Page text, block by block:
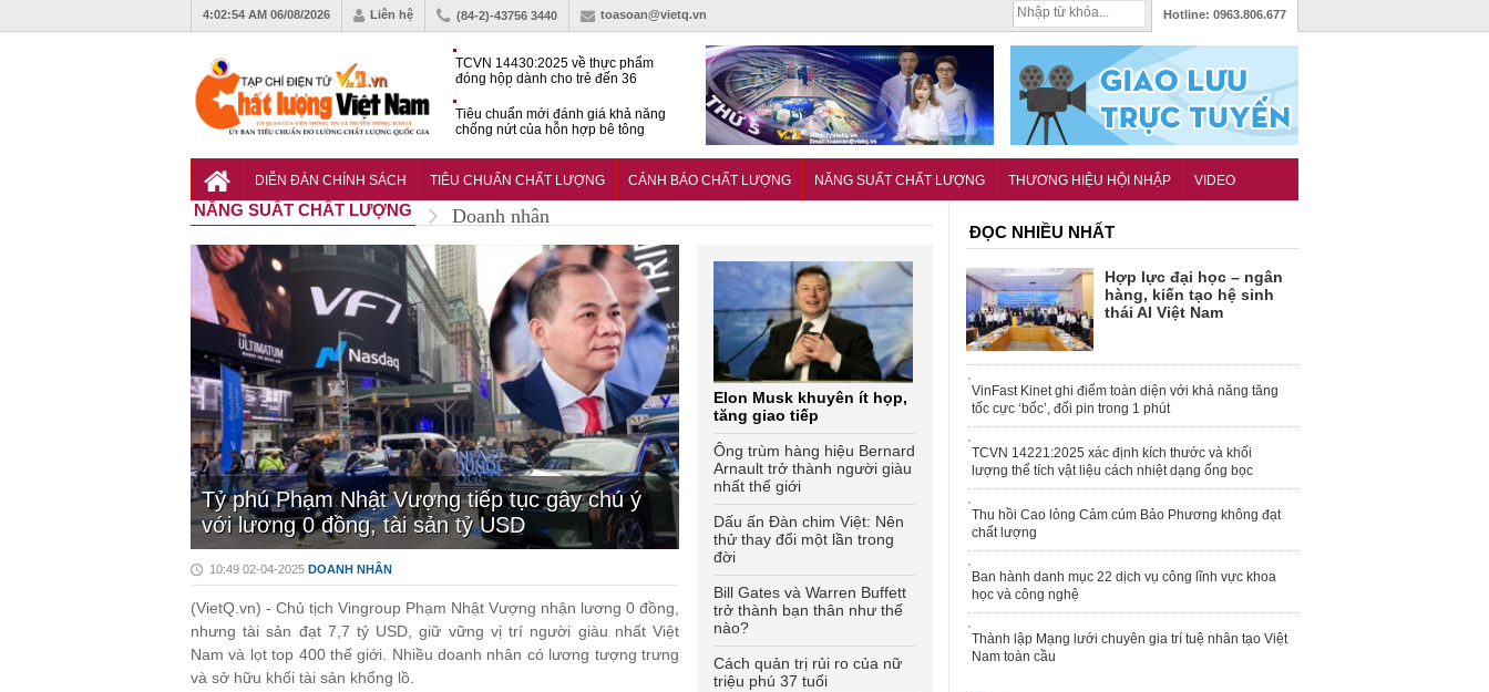
4:02:56 AM 06/08/2026 Liên hệ (84-2)-43756 3440 toasoan@vietq.vn Hotline: 0963.806.677
TCVN 14430:2025 về thực phẩm
đóng hộp dành cho trẻ đến 36
Tiêu chuẩn mới đánh giá khả năng
chống nứt của hỗn hợp bê tông
với khả năng tăng tốc cực ‘bốc’, đổi
DIỄN ĐÀN CHÍNH SÁCH TIÊU CHUẨN CHẤT LƯỢNG CẢNH BÁO CHẤT LƯỢNG NĂNG SUẤT CHẤT LƯỢNG THƯƠNG HIỆU HỘI NHẬP VIDEO
NĂNG SUẤT CHẤT LƯỢNG Doanh nhân
Tỷ phú Phạm Nhật Vượng tiếp tục gây chú ý
với lương 0 đồng, tài sản tỷ USD
10:49 02-04-2025 DOANH NHÂN
(VietQ.vn) - Chủ tịch Vingroup Phạm Nhật Vượng nhận lương 0 đồng,
nhưng tài sản đạt 7,7 tỷ USD, giữ vững vị trí người giàu nhất Việt
Nam và lọt top 400 thế giới. Nhiều doanh nhân có lương tượng trưng
và sở hữu khối tài sản khổng lồ.
Elon Musk khuyên ít họp,
tăng giao tiếp
Ông trùm hàng hiệu Bernard
Arnault trở thành người giàu
nhất thế giới
Dấu ấn Đàn chim Việt: Nên
thử thay đổi một lần trong
đời
Bill Gates và Warren Buffett
trở thành bạn thân như thế
nào?
Cách quản trị rủi ro của nữ
triệu phú 37 tuổi
ĐỌC NHIỀU NHẤT
Hợp lực đại học – ngân
hàng, kiến tạo hệ sinh
thái AI Việt Nam
VinFast Kinet ghi điểm toàn diện với khả năng tăng
tốc cực ‘bốc’, đổi pin trong 1 phút
TCVN 14221:2025 xác định kích thước và khối
lượng thể tích vật liệu cách nhiệt dạng ống bọc
Thu hồi Cao lỏng Cảm cúm Bảo Phương không đạt
chất lượng
Ban hành danh mục 22 dịch vụ công lĩnh vực khoa
học và công nghệ
Thành lập Mạng lưới chuyên gia trí tuệ nhân tạo Việt
Nam toàn cầu